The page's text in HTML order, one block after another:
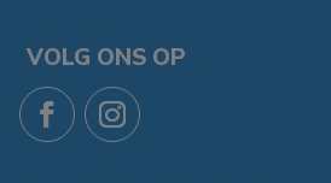
VOLG ONS OP